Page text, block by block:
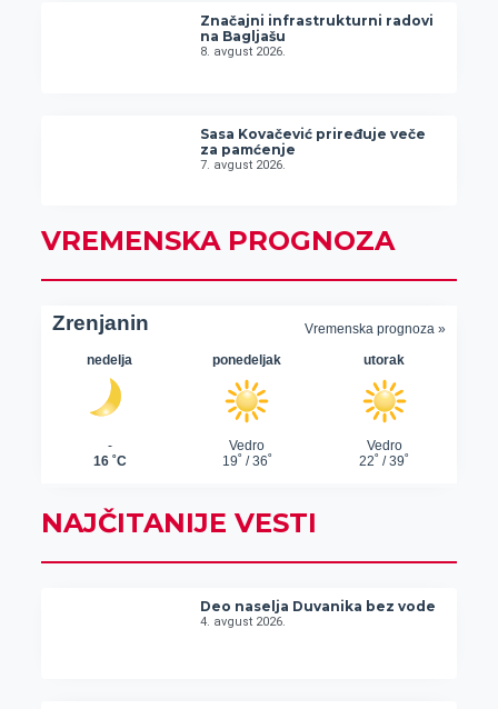
Značajni infrastrukturni radovi
na Bagljašu
8. avgust 2026.
Sasa Kovačević priređuje veče
za pamćenje
7. avgust 2026.
VREMENSKA PROGNOZA
NAJČITANIJE VESTI
Deo naselja Duvanika bez vode
4. avgust 2026.